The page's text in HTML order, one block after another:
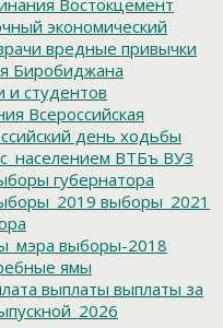
экономический
вредные привычки
Биробиджана
студентов
Всероссийская
день ходьбы
ВТБъ ВУЗ
губернатора
выборы_2021
выборы-2018
ямы
выплаты выплаты за